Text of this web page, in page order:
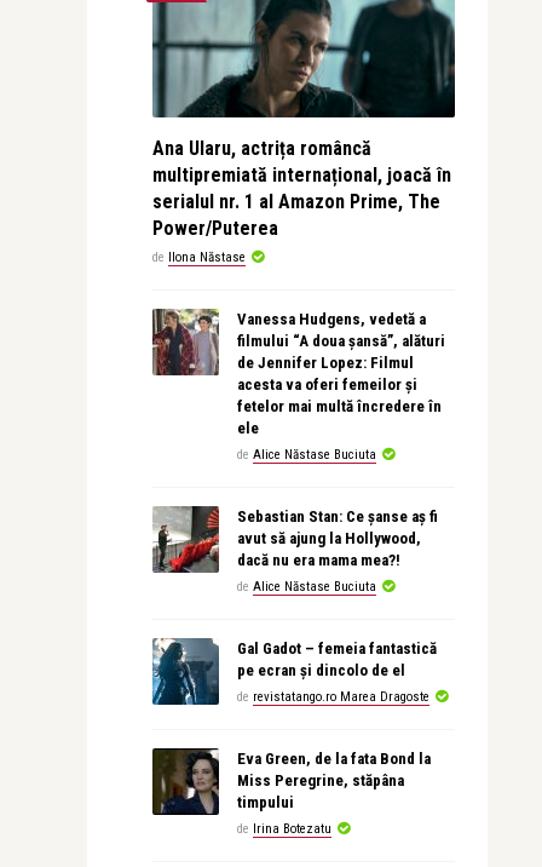
Ana Ularu, actrița româncă
multipremiată internațional, joacă în
serialul nr. 1 al Amazon Prime, The
Power/Puterea
de Ilona Năstase
Vanessa Hudgens, vedetă a
filmului “A doua șansă”, alături
de Jennifer Lopez: Filmul
acesta va oferi femeilor și
fetelor mai multă încredere în
ele
de Alice Năstase Buciuta
Sebastian Stan: Ce șanse aș fi
avut să ajung la Hollywood,
dacă nu era mama mea?!
de Alice Năstase Buciuta
Gal Gadot – femeia fantastică
pe ecran și dincolo de el
de revistatango.ro Marea Dragoste
Eva Green, de la fata Bond la
Miss Peregrine, stăpâna
timpului
de Irina Botezatu